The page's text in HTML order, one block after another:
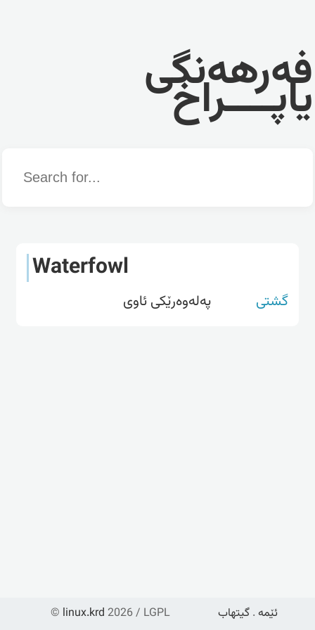
فەرهەنگی
یاپــــراخ
Word
Waterfowl
گشتی پەلەوەرێکی ئاوی
© linux.krd 2026 / LGPL ئێمە . گیتهاب